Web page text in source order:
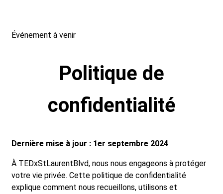
Événement à venir
Politique de
confidentialité
Dernière mise à jour : 1er septembre 2024
À TEDxStLaurentBlvd, nous nous engageons à protéger
votre vie privée. Cette politique de confidentialité
explique comment nous recueillons, utilisons et